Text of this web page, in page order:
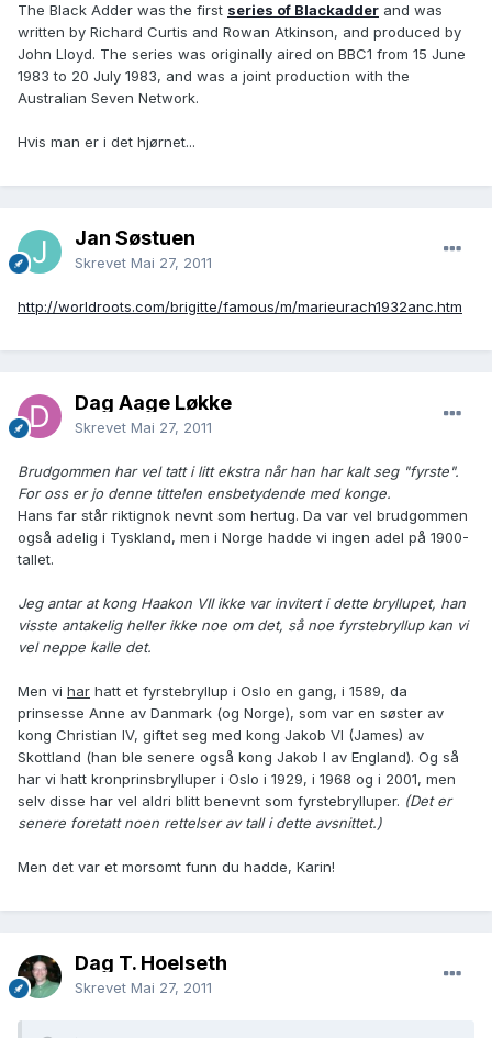
The Black Adder was the first series of Blackadder and was
written by Richard Curtis and Rowan Atkinson, and produced by
John Lloyd. The series was originally aired on BBC1 from 15 June
1983 to 20 July 1983, and was a joint production with the
Australian Seven Network.
Hvis man er i det hjørnet...
Jan Søstuen
Skrevet Mai 27, 2011
http://worldroots.com/brigitte/famous/m/marieurach1932anc.htm
Dag Aage Løkke
Skrevet Mai 27, 2011
Brudgommen har vel tatt i litt ekstra når han har kalt seg "fyrste".
For oss er jo denne tittelen ensbetydende med konge.
Hans far står riktignok nevnt som hertug. Da var vel brudgommen
også adelig i Tyskland, men i Norge hadde vi ingen adel på 1900-
tallet.
Jeg antar at kong Haakon VII ikke var invitert i dette bryllupet, han
visste antakelig heller ikke noe om det, så noe fyrstebryllup kan vi
vel neppe kalle det.
Men vi har hatt et fyrstebryllup i Oslo en gang, i 1589, da
prinsesse Anne av Danmark (og Norge), som var en søster av
kong Christian IV, giftet seg med kong Jakob VI (James) av
Skottland (han ble senere også kong Jakob I av England). Og så
har vi hatt kronprinsbrylluper i Oslo i 1929, i 1968 og i 2001, men
selv disse har vel aldri blitt benevnt som fyrstebrylluper. (Det er
senere foretatt noen rettelser av tall i dette avsnittet.)
Men det var et morsomt funn du hadde, Karin!
Dag T. Hoelseth
Skrevet Mai 27, 2011